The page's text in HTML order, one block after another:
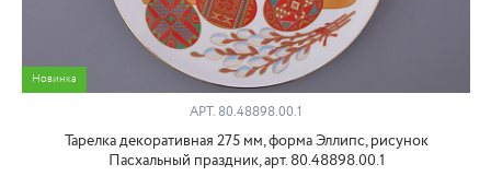
Новинка
АРТ. 80.48898.00.1
Тарелка декоративная 275 мм, форма Эллипс, рисунок
Пасхальный праздник, арт. 80.48898.00.1